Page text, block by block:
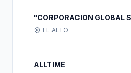
"CORPORACION GLOBAL
EL ALTO
ALLTIME